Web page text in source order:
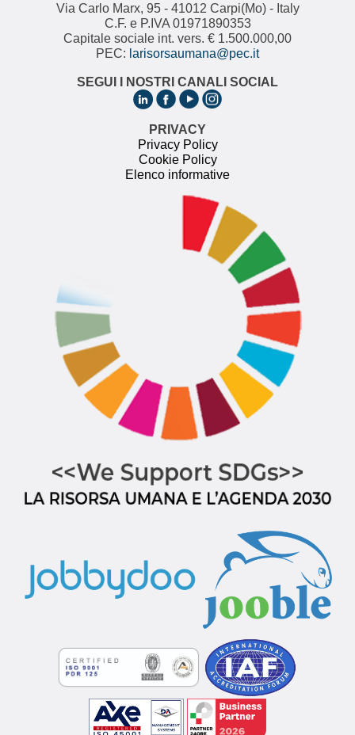
Via Carlo Marx, 95 - 41012 Carpi(Mo) - Italy
C.F. e P.IVA 01971890353
Capitale sociale int. vers. € 1.500.000,00
PEC: larisorsaumana@pec.it
SEGUI I NOSTRI CANALI SOCIAL
PRIVACY
Privacy Policy
Cookie Policy
Elenco informative